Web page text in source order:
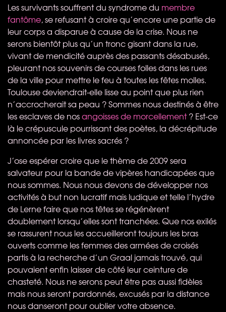
Les survivants souffrent du syndrome du membre
fantôme, se refusant à croire qu’encore une partie de
leur corps a disparue à cause de la crise. Nous ne
serons bientôt plus qu’un tronc gisant dans la rue,
vivant de mendicité auprès des passants désabusés,
pleurant nos souvenirs de courses folles dans les rues
de la ville pour mettre le feu à toutes les fêtes molles.
Toulouse deviendrait-elle lisse au point que plus rien
n’accrocherait sa peau ? Sommes nous destinés à être
les esclaves de nosangoisses de morcellement? Est-ce
là le crépuscule pourrissant des poètes, la décrépitude
annoncée par les livres sacrés ?
J’ose espérer croire que le thème de 2009 sera
salvateur pour la bande de vipères handicapées que
nous sommes. Nous nous devons de développer nos
activités à but non lucratif mais ludique et telle l’hydre
de Lerne faire que nos têtes se régénèrent
doublement lorsqu’elles sont tranchées. Que nos exilés
se rassurent nous les accueilleront toujours les bras
ouverts comme les femmes des armées de croisés
partis à la recherche d’un Graal jamais trouvé, qui
pouvaient enfin laisser de côté leur ceinture de
chasteté. Nous ne serons peut être pas aussi fidèles
mais nous seront pardonnés, excusés par la distance
nous danseront pour oublier votre absence.